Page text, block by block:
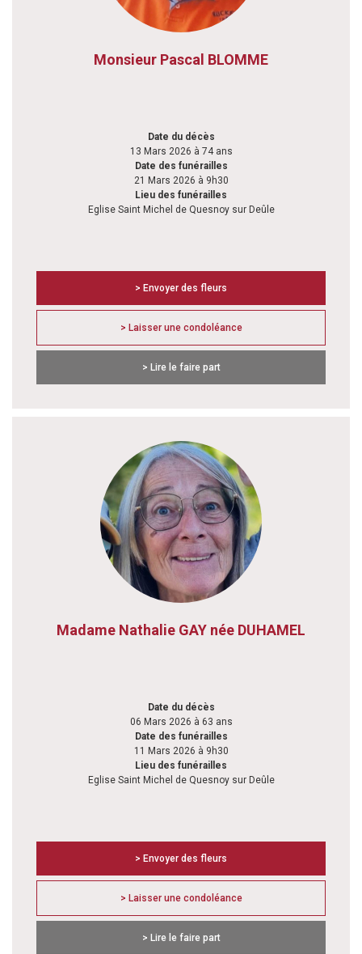
Monsieur Pascal BLOMME
Date du décès
13 Mars 2026 à 74 ans
Date des funérailles
21 Mars 2026 à 9h30
Lieu des funérailles
Eglise Saint Michel de Quesnoy sur Deûle
> Envoyer des fleurs
> Laisser une condoléance
> Lire le faire part
Madame Nathalie GAY née DUHAMEL
Date du décès
06 Mars 2026 à 63 ans
Date des funérailles
11 Mars 2026 à 9h30
Lieu des funérailles
Eglise Saint Michel de Quesnoy sur Deûle
> Envoyer des fleurs
> Laisser une condoléance
> Lire le faire part